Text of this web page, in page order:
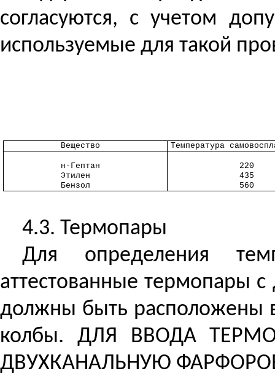
согласуются, с учетом
используемые для такой
Вещество Температура
н-Гептан
Этилен
Бензол
220
435
560
4.3. Термопары
Для определения
аттестованные
должны быть расположены
колбы. ДЛЯ ВВОДА
ДВУХКАНАЛЬНУЮ